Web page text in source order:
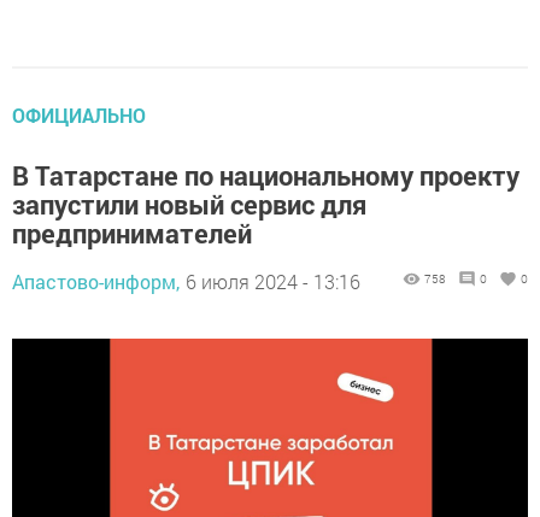
ОФИЦИАЛЬНО
В Татарстане по национальному проекту
запустили новый сервис для
предпринимателей
Апастово-информ, 6 июля 2024 - 13:16 758 0 0